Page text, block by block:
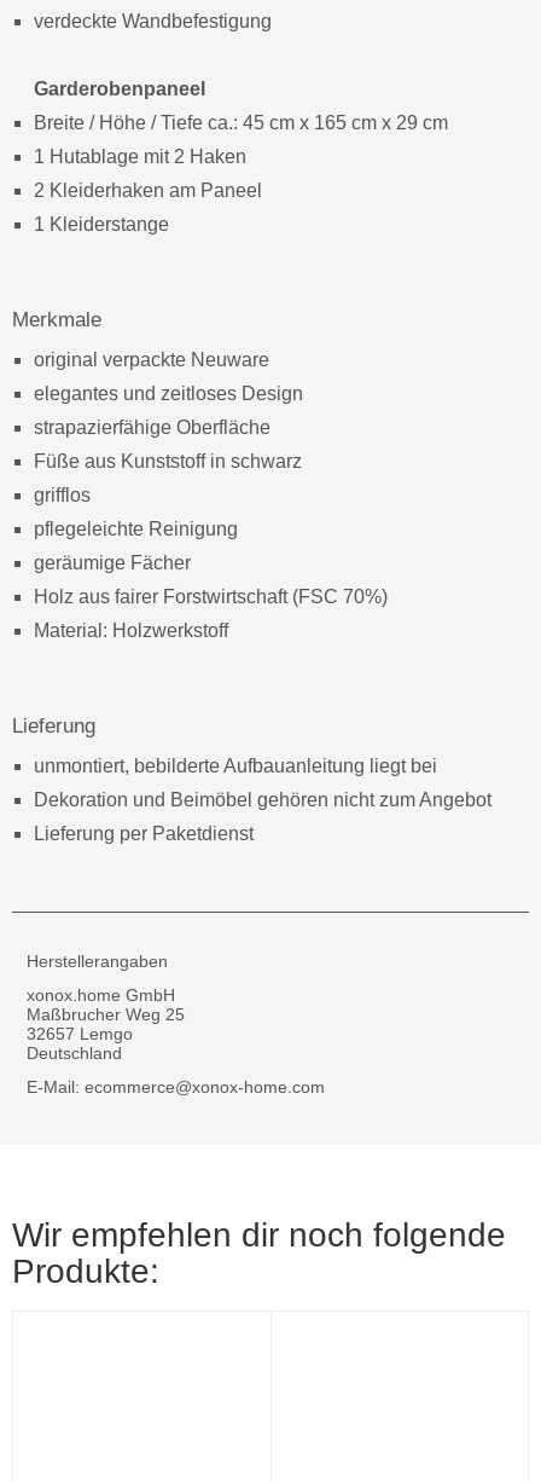
verdeckte Wandbefestigung
Garderobenpaneel
Breite / Höhe / Tiefe ca.: 45 cm x 165 cm x 29 cm
1 Hutablage mit 2 Haken
2 Kleiderhaken am Paneel
1 Kleiderstange
Merkmale
original verpackte Neuware
elegantes und zeitloses Design
strapazierfähige Oberfläche
Füße aus Kunststoff in schwarz
grifflos
pflegeleichte Reinigung
geräumige Fächer
Holz aus fairer Forstwirtschaft (FSC 70%)
Material: Holzwerkstoff
Lieferung
unmontiert, bebilderte Aufbauanleitung liegt bei
Dekoration und Beimöbel gehören nicht zum Angebot
Lieferung per Paketdienst
Herstellerangaben
xonox.home GmbH
Maßbrucher Weg 25
32657 Lemgo
Deutschland
E-Mail: ecommerce@xonox-home.com
Wir empfehlen dir noch folgende
Produkte: